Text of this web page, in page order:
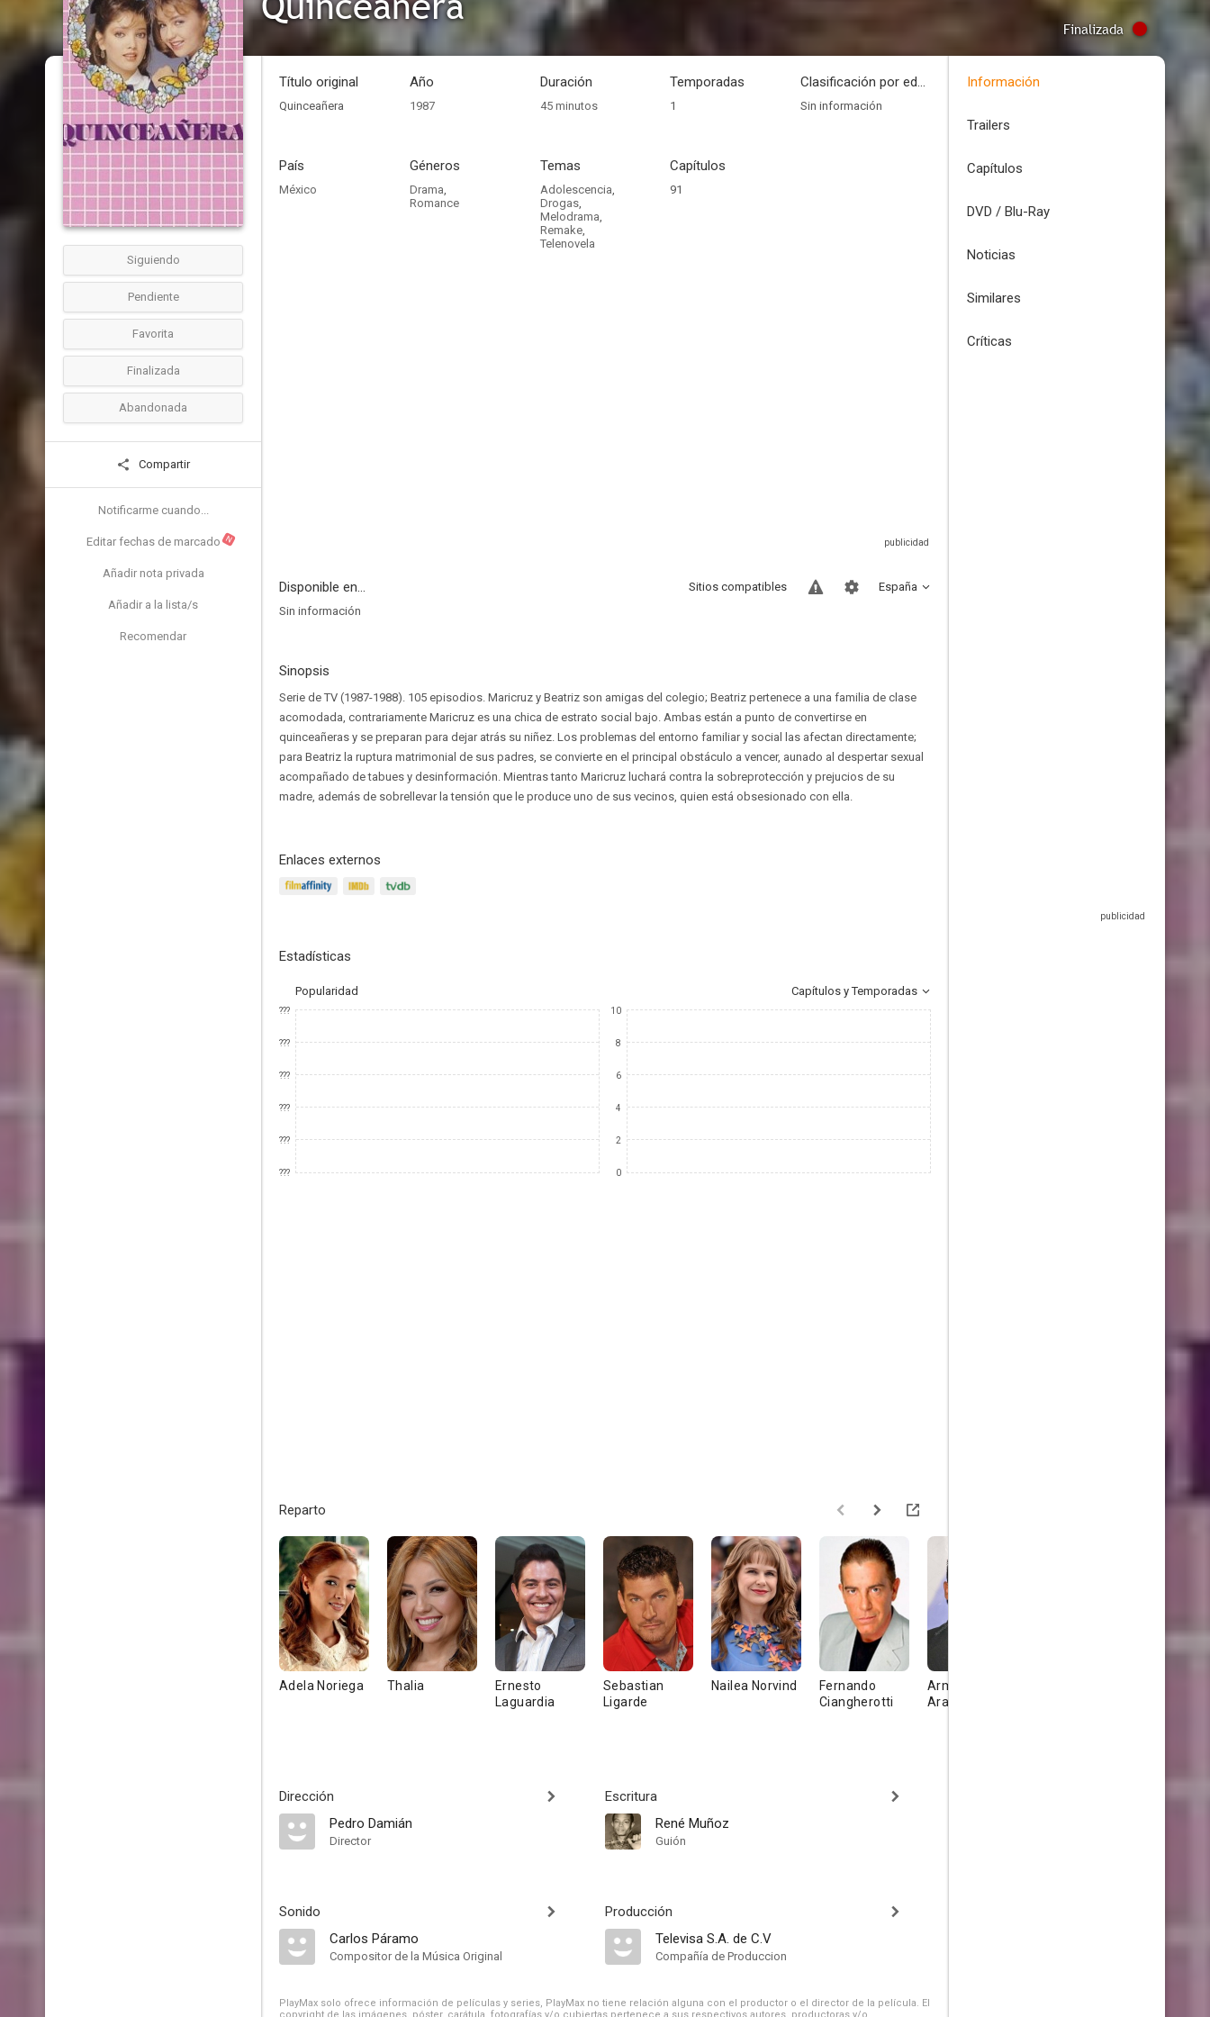
Finalizada
Siguiendo
Pendiente
Favorita
Finalizada
Abandonada
Compartir
Notificarme cuando...
Editar fechas de marcado N
Añadir nota privada
Añadir a la lista/s
Recomendar
Título original
Quinceañera
Año
1987
Duración
45 minutos
Temporadas
1
Clasificación por edades
Sin información
País
México
Géneros
Drama,
Romance
Temas
Adolescencia,
Drogas,
Melodrama,
Remake,
Telenovela
Capítulos
91
Disponible en... España
Sitios compatibles
Sin información
Sinopsis
Serie de TV (1987-1988). 105 episodios. Maricruz y Beatriz son amigas del colegio; Beatriz pertenece a una familia de clase
acomodada, contrariamente Maricruz es una chica de estrato social bajo. Ambas están a punto de convertirse en
quinceañeras y se preparan para dejar atrás su niñez. Los problemas del entorno familiar y social las afectan directamente;
para Beatriz la ruptura matrimonial de sus padres, se convierte en el principal obstáculo a vencer, aunado al despertar sexual
acompañado de tabues y desinformación. Mientras tanto Maricruz luchará contra la sobreprotección y prejucios de su
madre, además de sobrellevar la tensión que le produce uno de sus vecinos, quien está obsesionado con ella.
Enlaces externos
Estadísticas
Popularidad Capítulos y Temporadas
???
???
???
???
???
???
10
8
6
4
2
0
Reparto
Adela Noriega Thalia
Ernesto
Laguardia
Sebastian
Ligarde
Nailea Norvind
Fernando
Ciangherotti
Armando
Araiza
Dirección
Pedro Damián
Director
Sonido
Carlos Páramo
Compositor de la Música Original
Escritura
René Muñoz
Guión
Producción
Televisa S.A. de C.V
Compañía de Produccion
PlayMax solo ofrece información de películas y series, PlayMax no tiene relación alguna con el productor o el director de la película. El
Información
Trailers
Capítulos
DVD / Blu-Ray
Noticias
Similares
Críticas